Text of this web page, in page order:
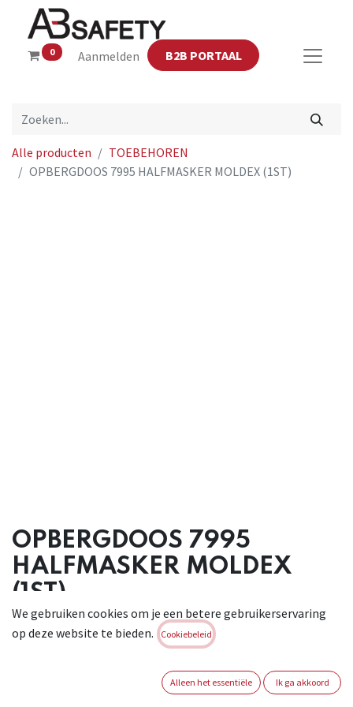
0 Aanmelden B2B PORTAAL
Alle producten
TOEBEHOREN
OPBERGDOOS 7995 HALFMASKER MOLDEX (1ST)
OPBERGDOOS 7995
HALFMASKER MOLDEX
(1ST)
Opbergdoos voor Moldex halfmasker. Geschikt voor:
algemene industriêle toepassingen.
Login of registreer om verder te
We gebruiken cookies om je een betere gebruikerservaring
op deze website te bieden.
Cookiebeleid
Alleen het essentiële Ik ga akkoord